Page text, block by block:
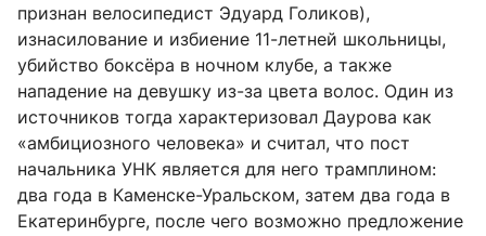
признан велосипедист Эдуард Голиков),
изнасилование и избиение 11-летней школьницы,
убийство боксёра в ночном клубе, а также
нападение на девушку из-за цвета волос. Один из
источников тогда характеризовал Даурова как
«амбициозного человека» и считал, что пост
начальника УНК является для него трамплином:
два года в Каменске-Уральском, затем два года в
Екатеринбурге, после чего возможно предложение